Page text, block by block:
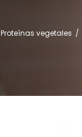
Proteínas vegetales /